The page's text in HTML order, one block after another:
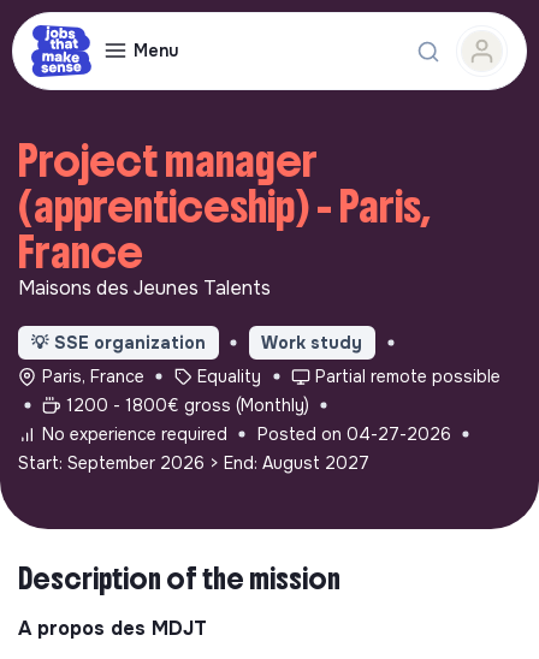
Menu
Project manager
(apprenticeship) - Paris,
France
Maisons des Jeunes Talents
💡 SSE organization
Work study
Paris, France
Equality
Partial remote possible
1200 - 1800€ gross (Monthly)
No experience required
Posted on 04-27-2026
Start: September 2026 > End: August 2027
Description of the mission
A propos des MDJT